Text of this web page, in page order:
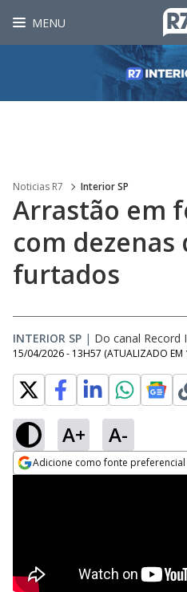
MENU
Noticias R7 Interior SP
Arrastão em
com dezenas
furtados
INTERIOR SP | Do canal Record
15/04/2026 - 13H57 (ATUALIZADO EM
A+ A-
Adicione como fonte